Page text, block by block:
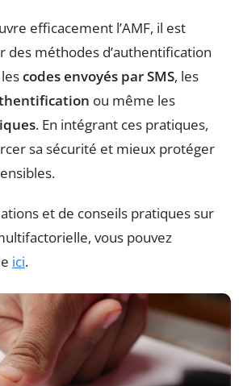
efficacement l’AMF, il est
des méthodes d’authentification
codes envoyés par SMS, les
ou même les
. En intégrant ces pratiques,
sa sécurité et mieux protéger
et de conseils pratiques sur
vous pouvez
ici.